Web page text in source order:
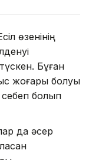
өзенінің
Бұған
жоғары болуы
себеп болып
да әсер